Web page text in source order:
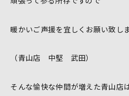
暖かいご声援を宜しくお願い致しま
（青山店 中堅 武田）
そんな愉快な仲間が増えた青山店